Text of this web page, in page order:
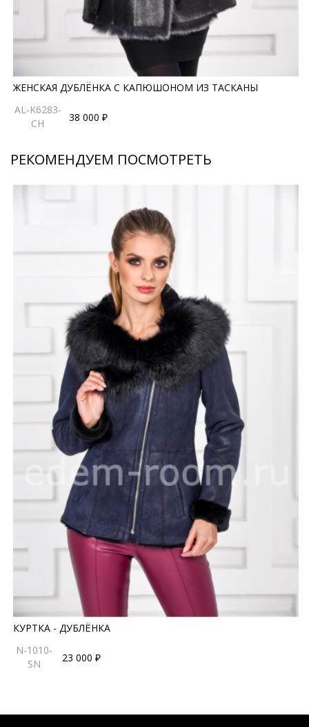
ЖЕНСКАЯ ДУБЛЁНКА С КАПЮШОНОМ ИЗ ТАСКАНЫ
AL-K6283-
CH
38 000 ₽
РЕКОМЕНДУЕМ ПОСМОТРЕТЬ
КУРТКА - ДУБЛЁНКА
N-1010-
SN
23 000 ₽